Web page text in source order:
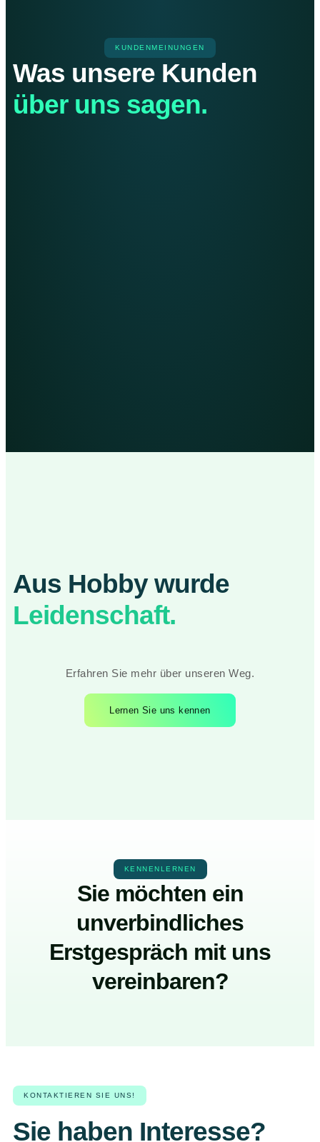
KUNDENMEINUNGEN
Was unsere Kunden
über uns sagen.
Aus Hobby wurde
Leidenschaft.
Erfahren Sie mehr über unseren Weg.
Lernen Sie uns kennen
KENNENLERNEN
Sie möchten ein
unverbindliches
Erstgespräch mit uns
vereinbaren?
KONTAKTIEREN SIE UNS!
Sie haben Interesse?